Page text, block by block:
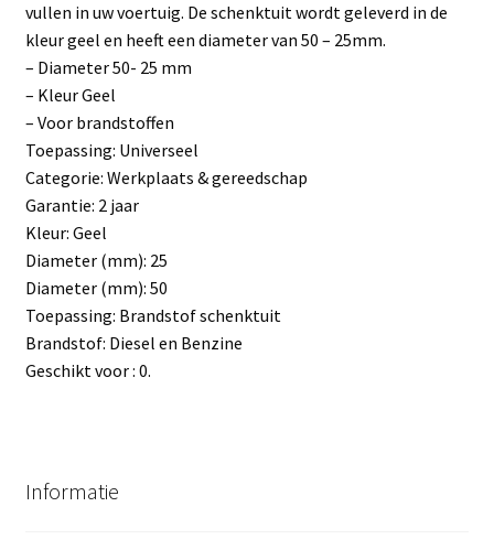
vullen in uw voertuig. De schenktuit wordt geleverd in de
kleur geel en heeft een diameter van 50 – 25mm.
– Diameter 50- 25 mm
– Kleur Geel
– Voor brandstoffen
Toepassing: Universeel
Categorie: Werkplaats & gereedschap
Garantie: 2 jaar
Kleur: Geel
Diameter (mm): 25
Diameter (mm): 50
Toepassing: Brandstof schenktuit
Brandstof: Diesel en Benzine
Geschikt voor : 0.
Informatie